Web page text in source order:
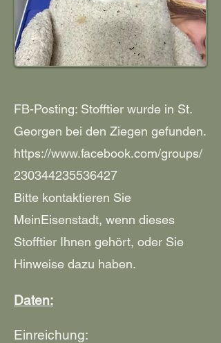
FB-Posting: Stofftier wurde in St.
Georgen bei den Ziegen gefunden.
https://www.facebook.com/groups/
230344235536427
Bitte kontaktieren Sie
MeinEisenstadt, wenn dieses
Stofftier Ihnen gehört, oder Sie
Hinweise dazu haben.
Daten:
Einreichung: